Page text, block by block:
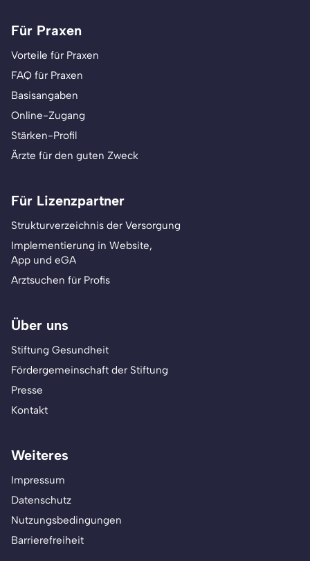
Für Praxen
Vorteile für Praxen
FAQ für Praxen
Basisangaben
Online-Zugang
Stärken-Profil
Ärzte für den guten Zweck
Für Lizenzpartner
Strukturverzeichnis der Versorgung
Implementierung in Website,
App und eGA
Arztsuchen für Profis
Über uns
Stiftung Gesundheit
Fördergemeinschaft der Stiftung
Presse
Kontakt
Weiteres
Impressum
Datenschutz
Nutzungsbedingungen
Barrierefreiheit